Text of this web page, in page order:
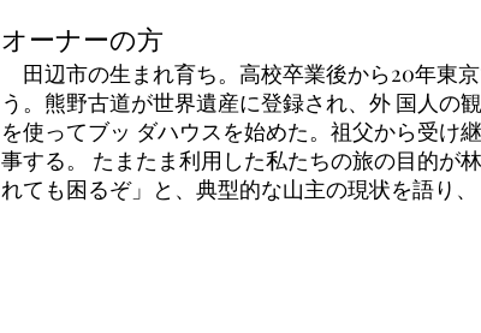
オーナーの方
田辺市の生まれ育ち。高校卒業後から20年東
う。熊野古道が世界遺産に登録され、外 国人の
を使ってブッ ダハウスを始めた。祖父から受け
事する。 たまたま利用した私たちの旅の目的が
れても困るぞ」と、典型的な山主の現状を語り